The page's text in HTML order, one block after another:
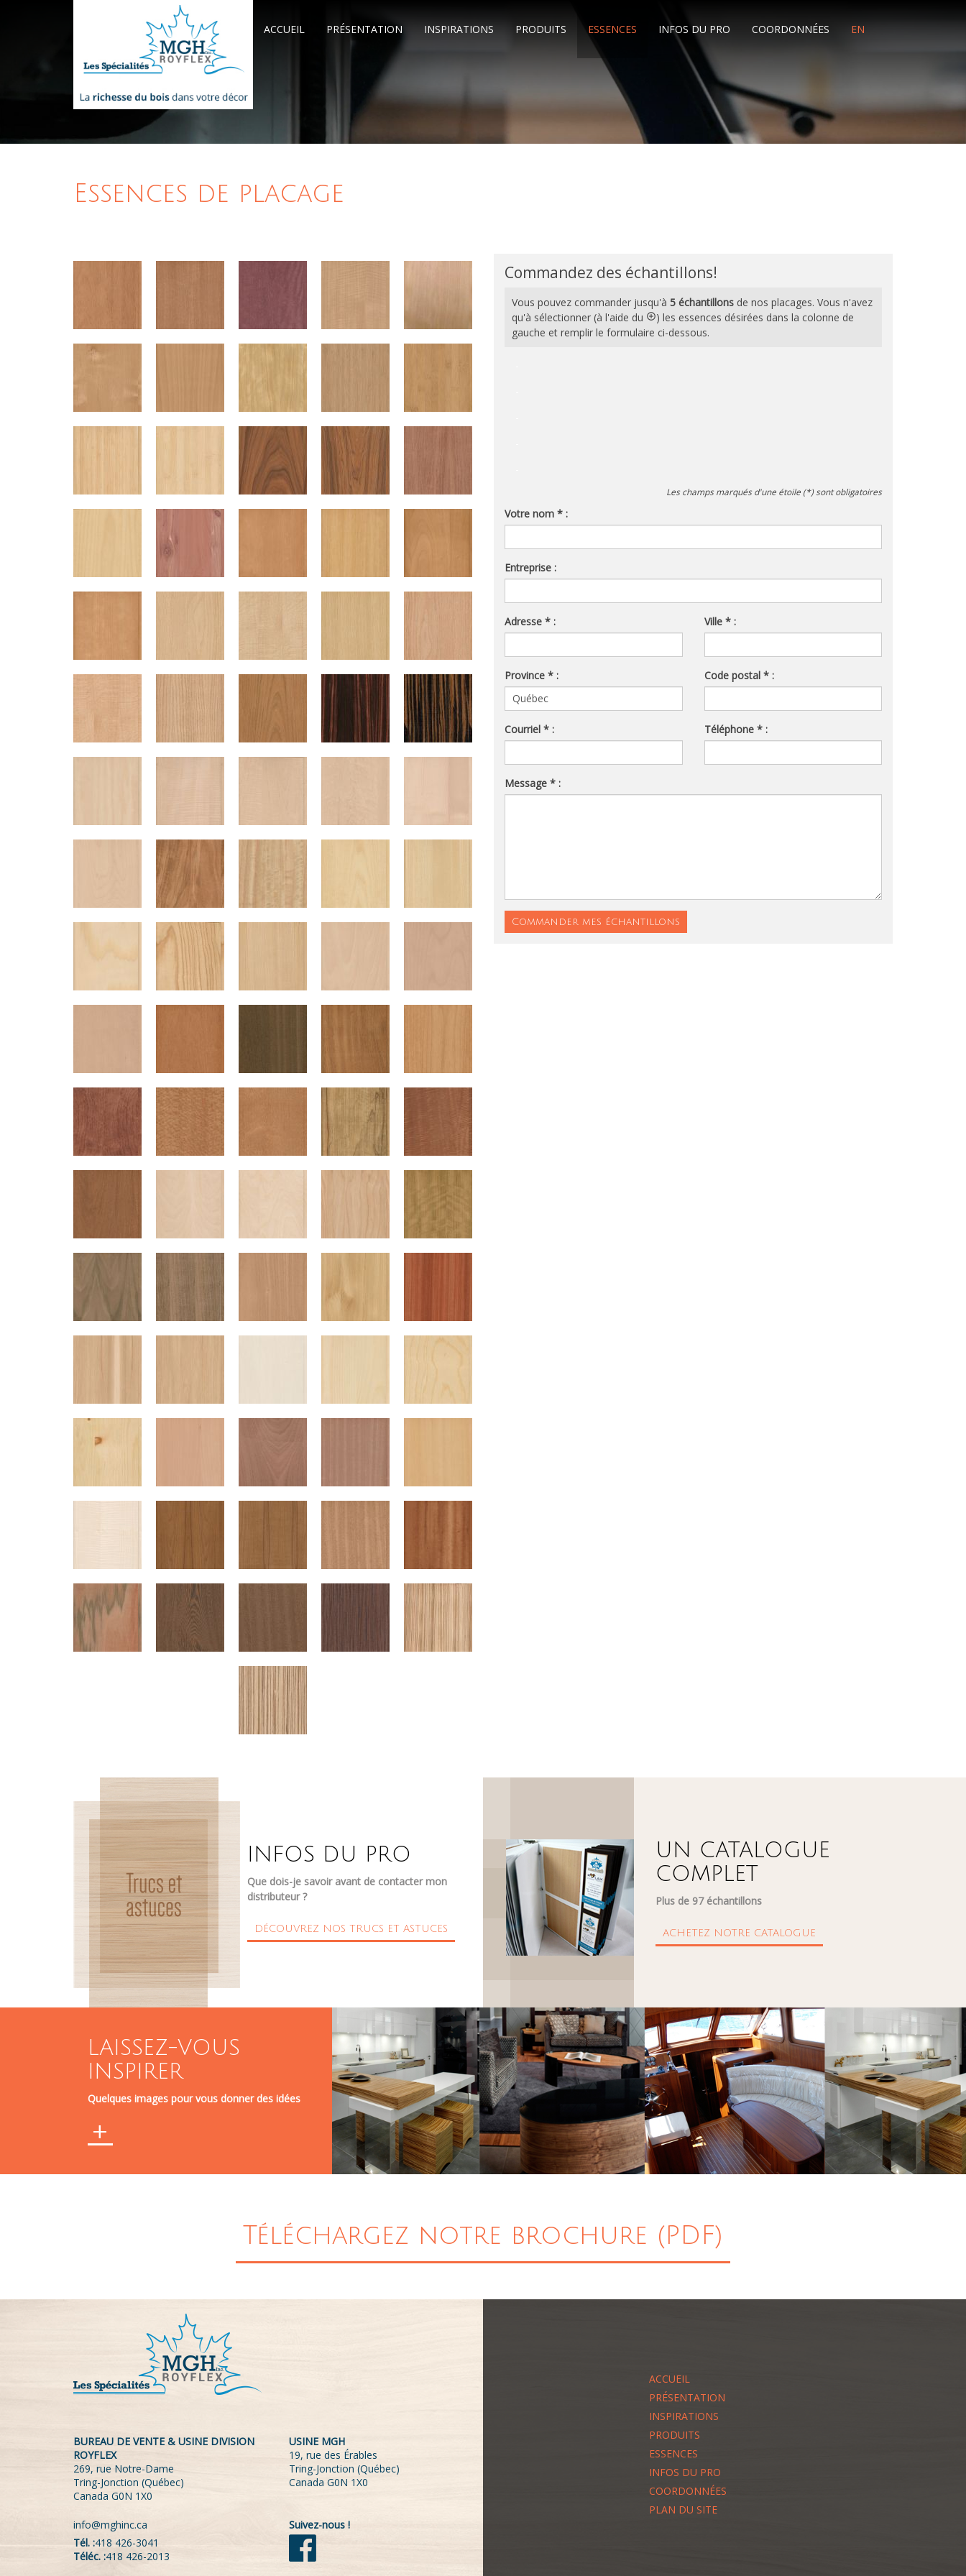
ACCUEIL PRÉSENTATION INSPIRATIONS PRODUITS ESSENCES INFOS DU PRO COORDONNÉES EN
Essences de placage
Commandez des échantillons!
Vous pouvez commander jusqu'à 5 échantillons de nos placages. Vous n'avez
qu'à sélectionner (à l'aide du add_circle_outline) les essences désirées dans la colonne de
gauche et remplir le formulaire ci-dessous.
Les champs marqués d'une étoile (*) sont obligatoires
Votre nom * :
Entreprise :
Adresse * : Ville * :
Province * : Code postal * :
Courriel * : Téléphone * :
Message * :
INFOS DU PRO
Que dois-je savoir avant de contacter mon
distributeur ?
DÉCOUVREZ NOS TRUCS ET ASTUCES
UN CATALOGUE
COMPLET
Plus de 97 échantillons
ACHETEZ NOTRE CATALOGUE
LAISSEZ-VOUS
INSPIRER
Quelques images pour vous donner des idées
+
Téléchargez notre brochure (PDF)
BUREAU DE VENTE & USINE DIVISION
ROYFLEX
269, rue Notre-Dame
Tring-Jonction (Québec)
Canada G0N 1X0
USINE MGH
19, rue des Érables
Tring-Jonction (Québec)
Canada G0N 1X0
info@mghinc.ca
Tél. :418 426-3041
Téléc. :418 426-2013
Suivez-nous !
ACCUEIL
PRÉSENTATION
INSPIRATIONS
PRODUITS
ESSENCES
INFOS DU PRO
COORDONNÉES
PLAN DU SITE